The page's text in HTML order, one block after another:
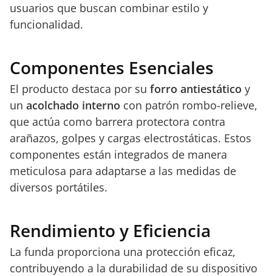
usuarios que buscan combinar estilo y
funcionalidad.
Componentes Esenciales
El producto destaca por su forro antiestático y
un acolchado interno con patrón rombo-relieve,
que actúa como barrera protectora contra
arañazos, golpes y cargas electrostáticas. Estos
componentes están integrados de manera
meticulosa para adaptarse a las medidas de
diversos portátiles.
Rendimiento y Eficiencia
La funda proporciona una protección eficaz,
contribuyendo a la durabilidad de su dispositivo